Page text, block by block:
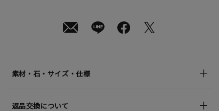
素材・石・サイズ・仕様
返品交換について